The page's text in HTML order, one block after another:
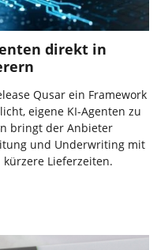
direkt in
Qusar ein Framework
eigene KI-Agenten zu
bringt der Anbieter
und Underwriting mit
Lieferzeiten.